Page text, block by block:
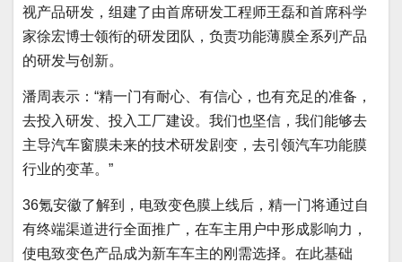
视产品研发，组建了由首席研发工程师王磊和首席科学
家徐宏博士领衔的研发团队，负责功能薄膜全系列产品
的研发与创新。
潘周表示：“精一门有耐心、有信心，也有充足的准备，
去投入研发、投入工厂建设。我们也坚信，我们能够去
主导汽车窗膜未来的技术研发剧变，去引领汽车功能膜
行业的变革。”
36氪安徽了解到，电致变色膜上线后，精一门将通过自
有终端渠道进行全面推广，在车主用户中形成影响力，
使电致变色产品成为新车车主的刚需选择。在此基础